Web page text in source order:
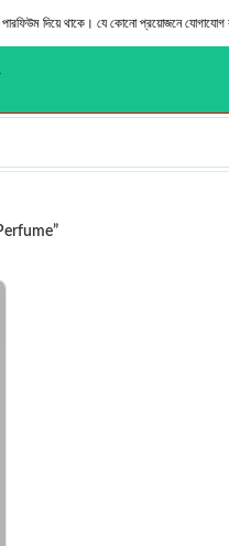
পারফিউম দিয়ে থাকে। যে কোনো প্রয়োজনে